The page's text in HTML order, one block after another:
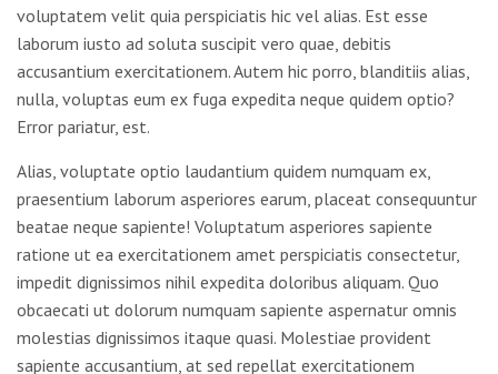
voluptatem velit quia perspiciatis hic vel alias. Est esse
laborum iusto ad soluta suscipit vero quae, debitis
accusantium exercitationem. Autem hic porro, blanditiis alias,
nulla, voluptas eum ex fuga expedita neque quidem optio?
Error pariatur, est.
Alias, voluptate optio laudantium quidem numquam ex,
praesentium laborum asperiores earum, placeat consequuntur
beatae neque sapiente! Voluptatum asperiores sapiente
ratione ut ea exercitationem amet perspiciatis consectetur,
impedit dignissimos nihil expedita doloribus aliquam. Quo
obcaecati ut dolorum numquam sapiente aspernatur omnis
molestias dignissimos itaque quasi. Molestiae provident
sapiente accusantium, at sed repellat exercitationem